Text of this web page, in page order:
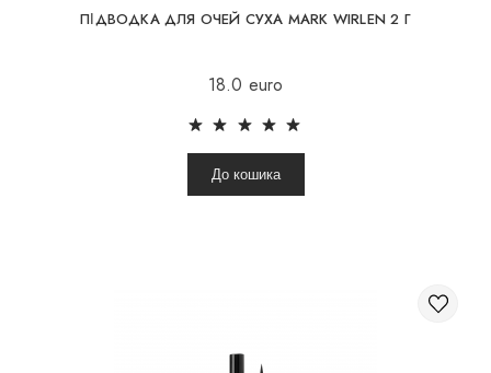
RU PL
ПІДВОДКА ДЛЯ ОЧЕЙ СУХА MARK WIRLEN 2 Г
18.0 euro
До кошика